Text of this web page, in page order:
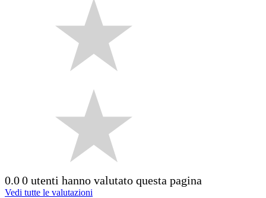
0.00 utenti hanno valutato questa pagina
Vedi tutte le valutazioni